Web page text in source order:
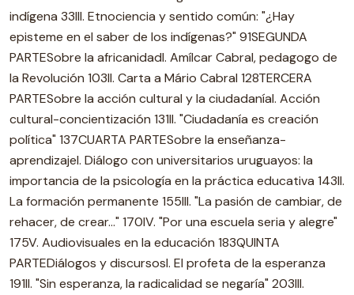
indígena 33III. Etnociencia y sentido común: "¿Hay
episteme en el saber de los indígenas?" 91SEGUNDA
PARTESobre la africanidadI. Amílcar Cabral, pedagogo de
la Revolución 103II. Carta a Mário Cabral 128TERCERA
PARTESobre la acción cultural y la ciudadaníaI. Acción
cultural-concientización 131II. "Ciudadanía es creación
política" 137CUARTA PARTESobre la enseñanza-
aprendizajeI. Diálogo con universitarios uruguayos: la
importancia de la psicología en la práctica educativa 143II.
La formación permanente 155III. "La pasión de cambiar, de
rehacer, de crear..." 170IV. "Por una escuela seria y alegre"
175V. Audiovisuales en la educación 183QUINTA
PARTEDiálogos y discursosI. El profeta de la esperanza
191II. "Sin esperanza, la radicalidad se negaría" 203III.